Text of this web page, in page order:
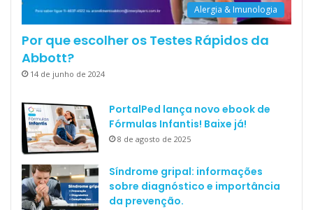
Alergia & Imunologia
Por que escolher os Testes Rápidos da
Abbott?
14 de junho de 2024
PortalPed lança novo ebook de
Fórmulas Infantis! Baixe já!
8 de agosto de 2025
Síndrome gripal: informações
sobre diagnóstico e importância
da prevenção.